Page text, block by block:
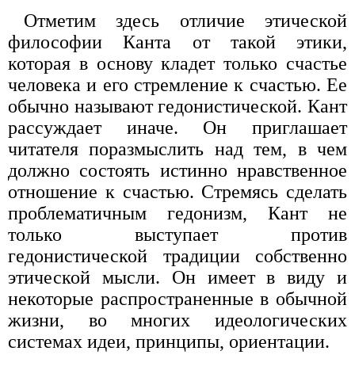
Отметим здесь отличие этической
философии Канта от такой этики,
которая в основу кладет только счастье
человека и его стремление к счастью. Ее
обычно называют гедонистической. Кант
рассуждает иначе. Он приглашает
читателя поразмыслить над тем, в чем
должно состоять истинно нравственное
отношение к счастью. Стремясь сделать
проблематичным гедонизм, Кант не
только выступает против
гедонистической традиции собственно
этической мысли. Он имеет в виду и
некоторые распространенные в обычной
жизни, во многих идеологических
системах идеи, принципы, ориентации.